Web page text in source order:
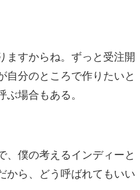
すからね。ずっと受注開
自分のところで作りたいと
場合もある。
僕の考えるインディーと
から、どう呼ばれてもいい